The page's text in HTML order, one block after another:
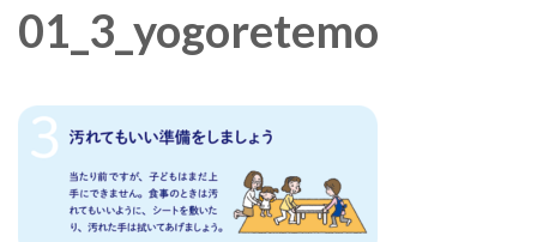
01_3_yogoretemo